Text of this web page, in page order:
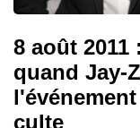
8 août
quand Jay-
culte